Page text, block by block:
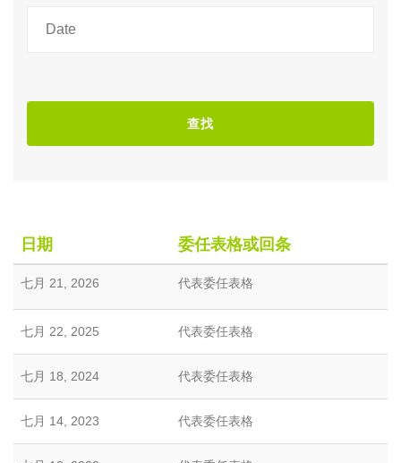
查找
日期 委任表格或回条
七月 21, 2026 代表委任表格
七月 22, 2025 代表委任表格
七月 18, 2024 代表委任表格
七月 14, 2023 代表委任表格